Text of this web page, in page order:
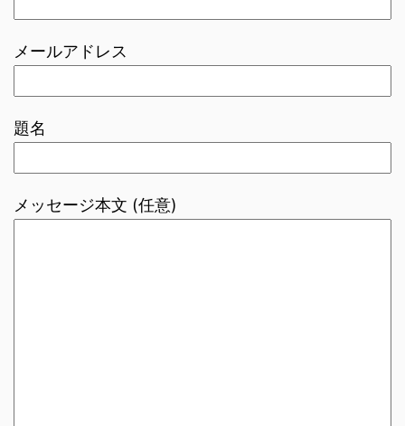
メールアドレス
題名
メッセージ本文 (任意)